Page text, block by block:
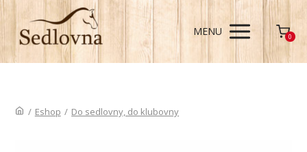
MENU 0
/ Eshop / Do sedlovny, do klubovny